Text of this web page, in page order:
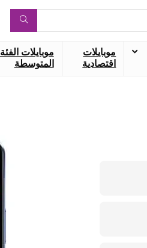
موبايلات
اقتصادية
موبايلات الفئة
المتوسطة